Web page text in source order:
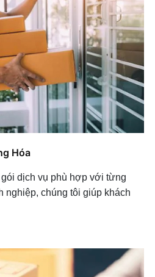
Hóa
dịch vụ phù hợp với từng
nghiệp, chúng tôi giúp khách